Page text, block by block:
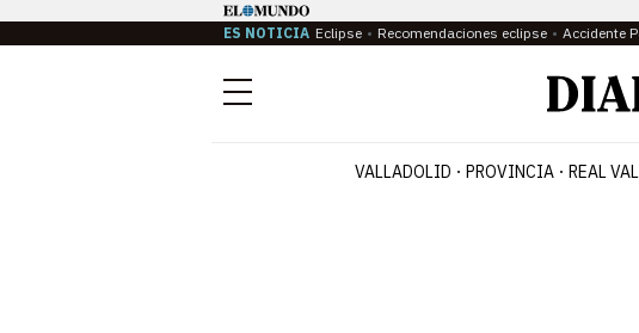
ES NOTICIA Eclipse Recomendaciones eclipse Accidente
Menú
VALLADOLID PROVINCIA REAL